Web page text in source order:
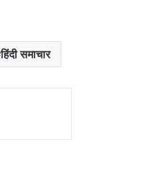
हिंदी समाचार